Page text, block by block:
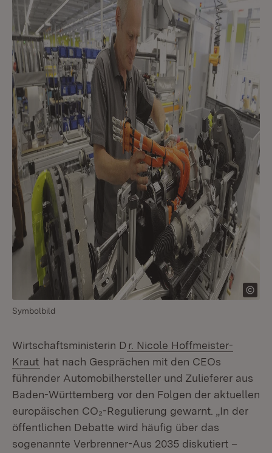
Symbolbild
Wirtschaftsministerin Dr. Nicole Hoffmeister-
Kraut hat nach Gesprächen mit den CEOs
führender Automobilhersteller und Zulieferer aus
Baden-Württemberg vor den Folgen der aktuellen
europäischen CO₂-Regulierung gewarnt. „In der
öffentlichen Debatte wird häufig über das
sogenannte Verbrenner-Aus 2035 diskutiert –